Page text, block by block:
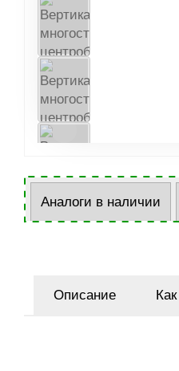
Аналоги в наличии
Описание